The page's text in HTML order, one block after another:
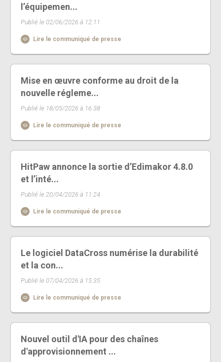
l’équipemen...
Publié le 02/06/2026 à 12:11
Lire le communiqué de presse
Mise en œuvre conforme au droit de la
nouvelle régleme...
Publié le 18/05/2026 à 16:38
Lire le communiqué de presse
HitPaw annonce la sortie d’Edimakor 4.8.0
et l’inté...
Publié le 20/04/2026 à 11:24
Lire le communiqué de presse
Le logiciel DataCross numérise la durabilité
et la con...
Publié le 07/04/2026 à 15:35
Lire le communiqué de presse
Nouvel outil d'IA pour des chaînes
d'approvisionnement ...